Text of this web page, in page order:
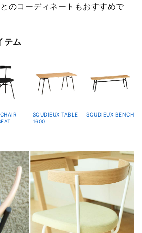
のコーディネートもおすすめで
テム
SOUDIEUX TABLE
1600
SOUDIEUX BENCH